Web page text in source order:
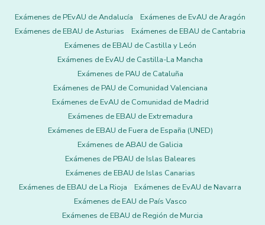
Exámenes de PEvAU de Andalucía
Exámenes de EvAU de Aragón
Exámenes de EBAU de Asturias
Exámenes de EBAU de Cantabria
Exámenes de EBAU de Castilla y León
Exámenes de EvAU de Castilla-La Mancha
Exámenes de PAU de Cataluña
Exámenes de PAU de Comunidad Valenciana
Exámenes de EvAU de Comunidad de Madrid
Exámenes de EBAU de Extremadura
Exámenes de EBAU de Fuera de España (UNED)
Exámenes de ABAU de Galicia
Exámenes de PBAU de Islas Baleares
Exámenes de EBAU de Islas Canarias
Exámenes de EBAU de La Rioja
Exámenes de EvAU de Navarra
Exámenes de EAU de País Vasco
Exámenes de EBAU de Región de Murcia